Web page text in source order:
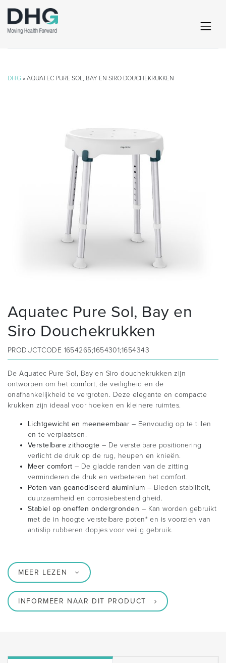
DHG » AQUATEC PURE SOL, BAY EN SIRO DOUCHEKRUKKEN
Aquatec Pure Sol, Bay en
Siro Douchekrukken
PRODUCTCODE 1654265;1654301;1654343
De Aquatec Pure Sol, Bay en Siro douchekrukken zijn
ontworpen om het comfort, de veiligheid en de
onafhankelijkheid te vergroten. Deze elegante en compacte
krukken zijn ideaal voor hoeken en kleinere ruimtes.
Lichtgewicht en meeneembaar – Eenvoudig op te tillen
en te verplaatsen.
Verstelbare zithoogte – De verstelbare positionering
verlicht de druk op de rug, heupen en knieën.
Meer comfort – De gladde randen van de zitting
verminderen de druk en verbeteren het comfort.
Poten van geanodiseerd aluminium – Bieden stabiliteit,
duurzaamheid en corrosiebestendigheid.
Stabiel op oneffen ondergronden – Kan worden gebruikt
met de in hoogte verstelbare poten* en is voorzien van
antislip rubberen dopjes voor veilig gebruik.
MEER LEZEN
INFORMEER NAAR DIT PRODUCT